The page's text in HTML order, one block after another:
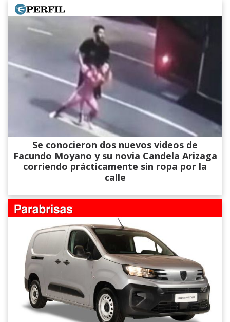
Se conocieron dos nuevos videos de
Facundo Moyano y su novia Candela Arizaga
corriendo prácticamente sin ropa por la
calle